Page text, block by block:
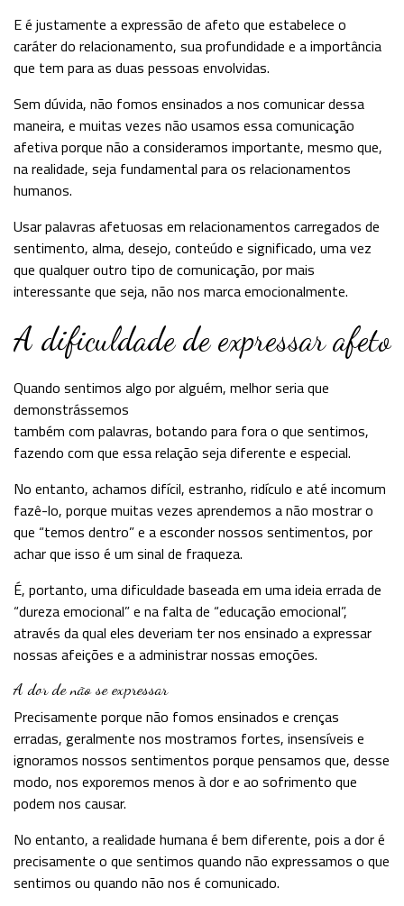
E é justamente a expressão de afeto que estabelece o
caráter do relacionamento, sua profundidade e a importância
que tem para as duas pessoas envolvidas.
Sem dúvida, não fomos ensinados a nos comunicar dessa
maneira, e muitas vezes não usamos essa comunicação
afetiva porque não a consideramos importante, mesmo que,
na realidade, seja fundamental para os relacionamentos
humanos.
Usar palavras afetuosas em relacionamentos carregados de
sentimento, alma, desejo, conteúdo e significado, uma vez
que qualquer outro tipo de comunicação, por mais
interessante que seja, não nos marca emocionalmente.
A dificuldade de expressar afeto
Quando sentimos algo por alguém, melhor seria que
demonstrássemos
também com palavras, botando para fora o que sentimos,
fazendo com que essa relação seja diferente e especial.
No entanto, achamos difícil, estranho, ridículo e até incomum
fazê-lo, porque muitas vezes aprendemos a não mostrar o
que “temos dentro” e a esconder nossos sentimentos, por
achar que isso é um sinal de fraqueza.
É, portanto, uma dificuldade baseada em uma ideia errada de
“dureza emocional” e na falta de “educação emocional”,
através da qual eles deveriam ter nos ensinado a expressar
nossas afeições e a administrar nossas emoções.
A dor de não se expressar
Precisamente porque não fomos ensinados e crenças
erradas, geralmente nos mostramos fortes, insensíveis e
ignoramos nossos sentimentos porque pensamos que, desse
modo, nos exporemos menos à dor e ao sofrimento que
podem nos causar.
No entanto, a realidade humana é bem diferente, pois a dor é
precisamente o que sentimos quando não expressamos o que
sentimos ou quando não nos é comunicado.